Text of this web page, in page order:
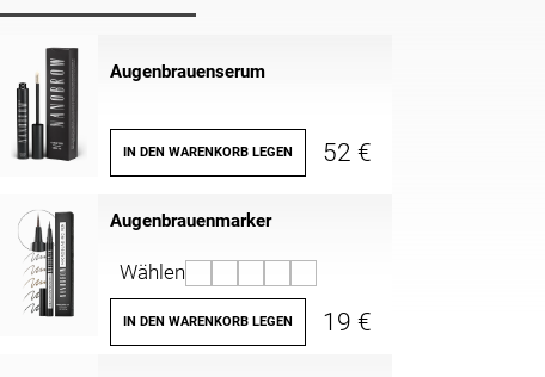
Augenbrauenserum
IN DEN WARENKORB LEGEN 52 €
Augenbrauenmarker
Wählen
IN DEN WARENKORB LEGEN 19 €